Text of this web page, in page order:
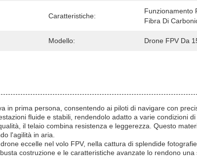
Caratteristiche:
Funzionamento
Fibra Di
Modello: Drone FPV Da
in prima persona, consentendo ai piloti di navigare con
fluide e stabili, rendendolo adatto a varie condizioni di
il telaio combina resistenza e leggerezza. Questo
l'agilità in aria.
eccelle nel volo FPV, nella cattura di splendide
costruzione e le caratteristiche avanzate lo rendono una